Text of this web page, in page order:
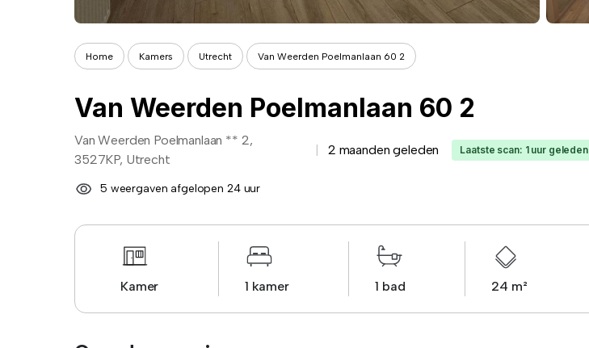
Home Kamers Utrecht Van Weerden Poelmanlaan 60 2
Van Weerden Poelmanlaan 60 2
Van Weerden Poelmanlaan ** 2,
3527KP, Utrecht
2 maanden geleden Laatste scan: 1 uur geleden
5 weergaven afgelopen 24 uur
Kamer 1 kamer 1 bad 24 m²